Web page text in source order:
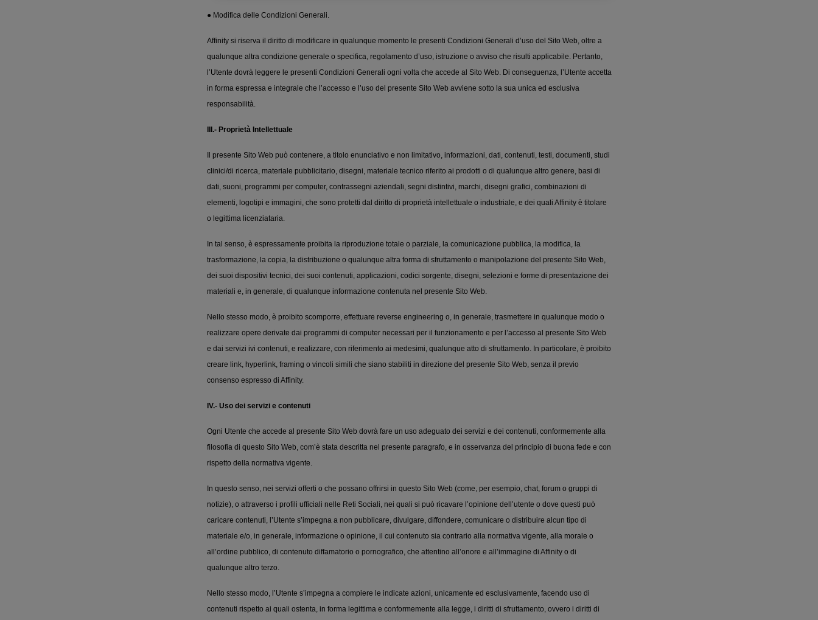
● Modifica delle Condizioni Generali.
Affinity si riserva il diritto di modificare in qualunque momento le presenti Condizioni Generali d’uso del Sito Web, oltre a
qualunque altra condizione generale o specifica, regolamento d’uso, istruzione o avviso che risulti applicabile. Pertanto,
l’Utente dovrà leggere le presenti Condizioni Generali ogni volta che accede al Sito Web. Di conseguenza, l’Utente accetta
in forma espressa e integrale che l’accesso e l’uso del presente Sito Web avviene sotto la sua unica ed esclusiva
responsabilità.
III.- Proprietà Intellettuale
Il presente Sito Web può contenere, a titolo enunciativo e non limitativo, informazioni, dati, contenuti, testi, documenti, studi
clinici/di ricerca, materiale pubblicitario, disegni, materiale tecnico riferito ai prodotti o di qualunque altro genere, basi di
dati, suoni, programmi per computer, contrassegni aziendali, segni distintivi, marchi, disegni grafici, combinazioni di
elementi, logotipi e immagini, che sono protetti dal diritto di proprietà intellettuale o industriale, e dei quali Affinity è titolare
o legittima licenziataria.
In tal senso, è espressamente proibita la riproduzione totale o parziale, la comunicazione pubblica, la modifica, la
trasformazione, la copia, la distribuzione o qualunque altra forma di sfruttamento o manipolazione del presente Sito Web,
dei suoi dispositivi tecnici, dei suoi contenuti, applicazioni, codici sorgente, disegni, selezioni e forme di presentazione dei
materiali e, in generale, di qualunque informazione contenuta nel presente Sito Web.
Nello stesso modo, è proibito scomporre, effettuare reverse engineering o, in generale, trasmettere in qualunque modo o
realizzare opere derivate dai programmi di computer necessari per il funzionamento e per l’accesso al presente Sito Web
e dai servizi ivi contenuti, e realizzare, con riferimento ai medesimi, qualunque atto di sfruttamento. In particolare, è proibito
creare link, hyperlink, framing o vincoli simili che siano stabiliti in direzione del presente Sito Web, senza il previo
consenso espresso di Affinity.
IV.- Uso dei servizi e contenuti
Ogni Utente che accede al presente Sito Web dovrà fare un uso adeguato dei servizi e dei contenuti, conformemente alla
filosofia di questo Sito Web, com’è stata descritta nel presente paragrafo, e in osservanza del principio di buona fede e con
rispetto della normativa vigente.
In questo senso, nei servizi offerti o che possano offrirsi in questo Sito Web (come, per esempio, chat, forum o gruppi di
notizie), o attraverso i profili ufficiali nelle Reti Sociali, nei quali si può ricavare l’opinione dell’utente o dove questi può
caricare contenuti, l’Utente s’impegna a non pubblicare, divulgare, diffondere, comunicare o distribuire alcun tipo di
materiale e/o, in generale, informazione o opinione, il cui contenuto sia contrario alla normativa vigente, alla morale o
all’ordine pubblico, di contenuto diffamatorio o pornografico, che attentino all’onore e all’immagine di Affinity o di
qualunque altro terzo.
Nello stesso modo, l’Utente s’impegna a compiere le indicate azioni, unicamente ed esclusivamente, facendo uso di
contenuti rispetto ai quali ostenta, in forma legittima e conformemente alla legge, i diritti di sfruttamento, ovvero i diritti di